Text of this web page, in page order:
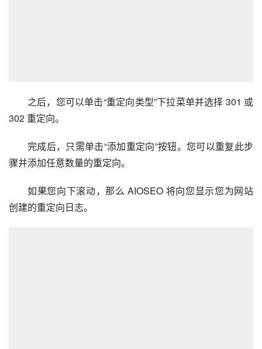
之后，您可以单击“重定向类型”下拉菜单并选择 301 或
302 重定向。
完成后，只需单击“添加重定向”按钮。您可以重复此步
骤并添加任意数量的重定向。
如果您向下滚动，那么 AIOSEO 将向您显示您为网站
创建的重定向日志。